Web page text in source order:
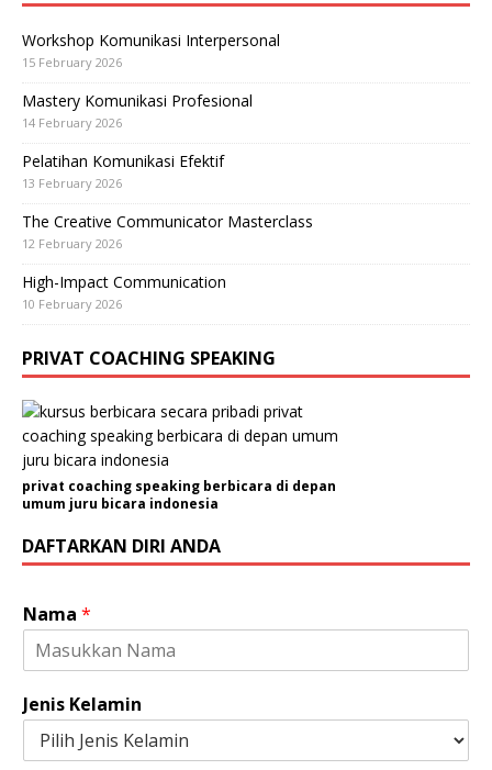
Workshop Komunikasi Interpersonal
15 February 2026
Mastery Komunikasi Profesional
14 February 2026
Pelatihan Komunikasi Efektif
13 February 2026
The Creative Communicator Masterclass
12 February 2026
High-Impact Communication
10 February 2026
PRIVAT COACHING SPEAKING
privat coaching speaking berbicara di depan
umum juru bicara indonesia
DAFTARKAN DIRI ANDA
Nama *
Jenis Kelamin